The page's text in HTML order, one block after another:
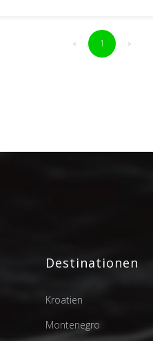
« 1 »
Destinationen
Kroatien
Montenegro